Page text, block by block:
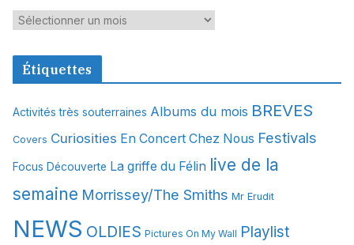
A
c
v
e
Étiquettes
Activités très souterraines Albums du mois BREVES
Covers Curiosities En Concert Chez Nous Festivals
Focus Découverte La griffe du Félin live de la
semaine Morrissey/The Smiths Mr Erudit
NEWS OLDIES Pictures On My Wall Playlist